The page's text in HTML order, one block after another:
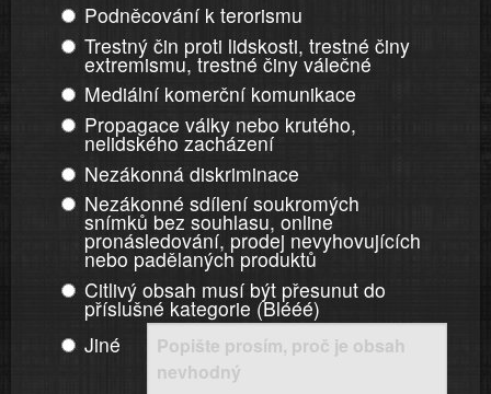
Podněcování k terorismu
Trestný čin proti lidskosti, trestné činy
extremismu, trestné činy válečné
Mediální komerční komunikace
Propagace války nebo krutého,
nelidského zacházení
Nezákonná diskriminace
Nezákonné sdílení soukromých
snímků bez souhlasu, online
pronásledování, prodej nevyhovujících
nebo padělaných produktů
Citlivý obsah musí být přesunut do
příslušné kategorie (Blééé)
Jiné